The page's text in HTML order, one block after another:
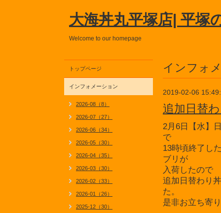
大海丼丸平塚店| 平塚
Welcome to our homepage
インフォ
2019-02-06
追加日替
2月6日【水】
で
13時頃終了し
ブリが
入荷したので
追加日替わり
た。
是非お立ち寄
トップページ
インフォメーション
2026-08（8）
2026-07（27）
2026-06（34）
2026-05（30）
2026-04（35）
2026-03（30）
2026-02（33）
2026-01（26）
2025-12（30）